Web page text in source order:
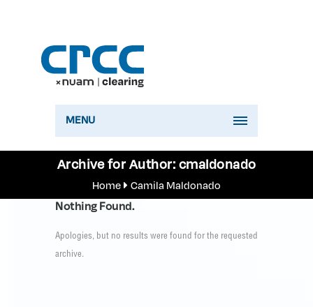
MENU
Archive for Author: cmaldonado
Home Camila Maldonado
Nothing Found.
Apologies, but no results were found for the requested
archive.